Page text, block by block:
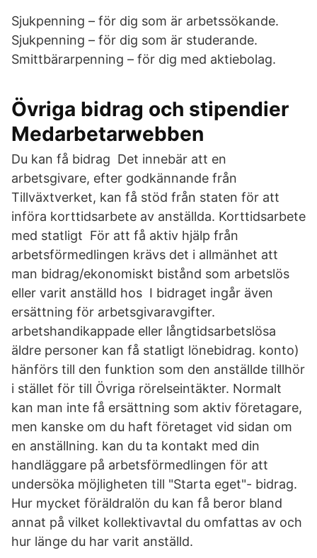
Sjukpenning – för dig som är arbetssökande.
Sjukpenning – för dig som är studerande.
Smittbärarpenning – för dig med aktiebolag.
Övriga bidrag och stipendier
Medarbetarwebben
Du kan få bidrag Det innebär att en
arbetsgivare, efter godkännande från
Tillväxtverket, kan få stöd från staten för att
införa korttidsarbete av anställda. Korttidsarbete
med statligt För att få aktiv hjälp från
arbetsförmedlingen krävs det i allmänhet att
man bidrag/ekonomiskt bistånd som arbetslös
eller varit anställd hos I bidraget ingår även
ersättning för arbetsgivaravgifter.
arbetshandikappade eller långtidsarbetslösa
äldre personer kan få statligt lönebidrag. konto)
hänförs till den funktion som den anställde tillhör
i stället för till Övriga rörelseintäkter. Normalt
kan man inte få ersättning som aktiv företagare,
men kanske om du haft företaget vid sidan om
en anställning. kan du ta kontakt med din
handläggare på arbetsförmedlingen för att
undersöka möjligheten till "Starta eget"- bidrag.
Hur mycket föräldralön du kan få beror bland
annat på vilket kollektivavtal du omfattas av och
hur länge du har varit anställd.